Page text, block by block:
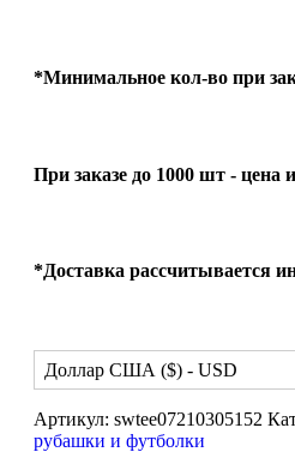
*Минимальное кол-во при
При заказе до 1000 шт - цена
*Доставка рассчитывается
Доллар США ($) - USD
Артикул: swtee07210305152
рубашки и футболки